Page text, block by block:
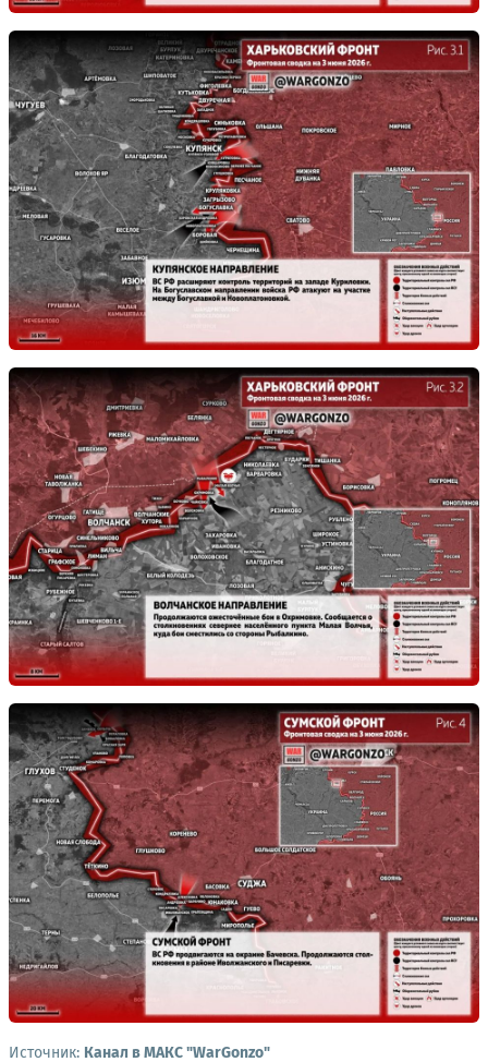
Источник: Канал в МАКС "WarGonzo"